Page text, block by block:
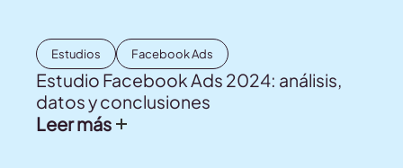
Estudios Facebook Ads
Estudio Facebook Ads 2024: análisis,
datos y conclusiones
Leer más